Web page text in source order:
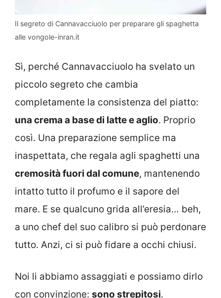
Il segreto di Cannavacciuolo per preparare gli spaghetta
alle vongole-inran.it
Sì, perché Cannavacciuolo ha svelato un
piccolo segreto che cambia
completamente la consistenza del piatto:
una crema a base di latte e aglio. Proprio
così. Una preparazione semplice ma
inaspettata, che regala agli spaghetti una
cremosità fuori dal comune, mantenendo
intatto tutto il profumo e il sapore del
mare. E se qualcuno grida all’eresia… beh,
a uno chef del suo calibro si può perdonare
tutto. Anzi, ci si può fidare a occhi chiusi.
Noi li abbiamo assaggiati e possiamo dirlo
con convinzione: sono strepitosi.